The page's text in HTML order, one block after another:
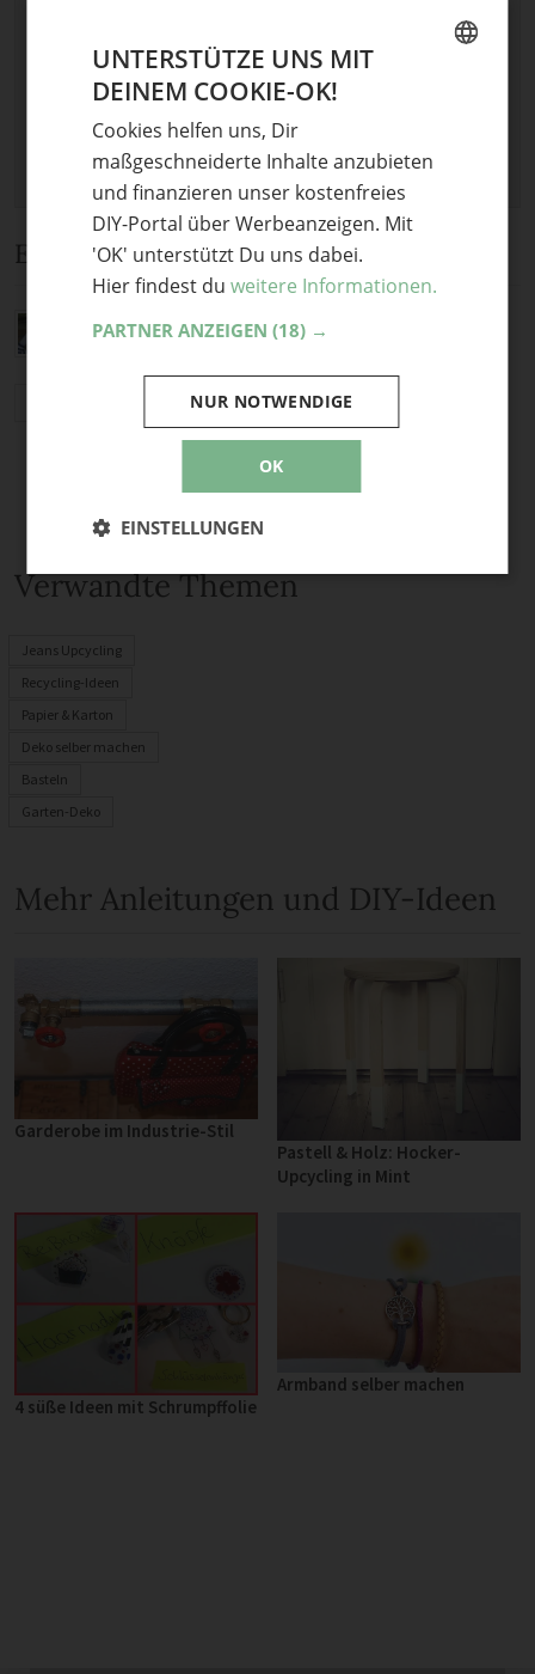
Maximale Dateigröße: 8 MB.
Bild.
Ein Kommentar
Das ist ja ne coole Idee!
Verwandte Themen
Jeans Upcycling
Recycling-Ideen
Papier & Karton
Deko selber machen
Basteln
Garten-Deko
Mehr Anleitungen und DIY-Ideen
Garderobe im Industrie-Stil
Pastell & Holz: Hocker-
Upcycling in Mint
4 süße Ideen mit Schrumpffolie
Armband selber machen
UNTERSTÜTZE UNS MIT
DEINEM COOKIE-OK!
Cookies helfen uns, Dir
maßgeschneiderte Inhalte anzubieten
und finanzieren unser kostenfreies
DIY-Portal über Werbeanzeigen. Mit
'OK' unterstützt Du uns dabei.
Hier findest du weitere Informationen.
PARTNER ANZEIGEN (18) →
OK
NUR NOTWENDIGE
EINSTELLUNGEN